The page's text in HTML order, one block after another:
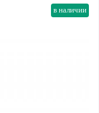
в наличии